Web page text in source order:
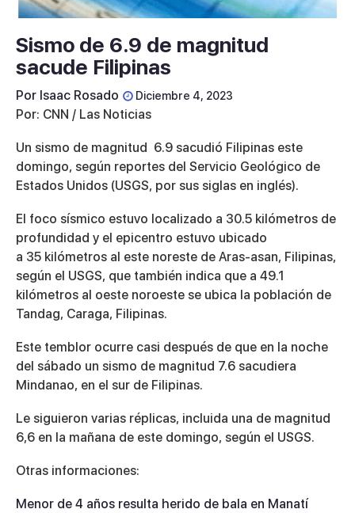
Sismo de 6.9 de magnitud
sacude Filipinas
Por Isaac Rosado Diciembre 4, 2023
Por: CNN / Las Noticias
Un sismo de magnitud 6.9 sacudió Filipinas este
domingo, según reportes del Servicio Geológico de
Estados Unidos (USGS, por sus siglas en inglés).
El foco sísmico estuvo localizado a 30.5 kilómetros de
profundidad y el epicentro estuvo ubicado
a 35 kilómetros al este noreste de Aras-asan, Filipinas,
según el USGS, que también indica que a 49.1
kilómetros al oeste noroeste se ubica la población de
Tandag, Caraga, Filipinas.
Este temblor ocurre casi después de que en la noche
del sábado un sismo de magnitud 7.6 sacudiera
Mindanao, en el sur de Filipinas.
Le siguieron varias réplicas, incluida una de magnitud
6,6 en la mañana de este domingo, según el USGS.
Otras informaciones:
Menor de 4 años resulta herido de bala en Manatí